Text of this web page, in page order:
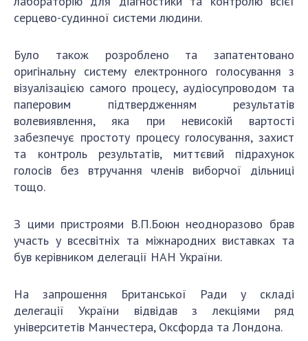
серцево-судинної системи людини.
Було також розроблено та запатентовано
оригінальну систему електронного голосування з
візуалізацією самого процесу, аудіосупроводом та
паперовим підтвердженням результатів
волевиявлення, яка при невисокій вартості
забезпечує простоту процесу голосування, захист
та контроль результатів, миттєвий підрахунок
голосів без втручання членів виборчої дільниці
тощо.
З цими пристроями В.П.Боюн неодноразово брав
участь у всесвітніх та міжнародних виставках та
був керівником делегації НАН України.
На запрошення Британської Ради у складі
делегації України відвідав з лекціями ряд
університетів Манчестера, Оксфорда та Лондона.